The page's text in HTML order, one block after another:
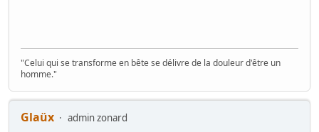
"Celui qui se transforme en bête se délivre de la douleur d'être un
homme."
Glaüx
admin zonard